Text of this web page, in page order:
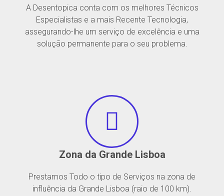
A Desentopica conta com os melhores Técnicos
Especialistas e a mais Recente Tecnologia,
assegurando-lhe um serviço de excelência e uma
solução permanente para o seu problema.
Zona da Grande Lisboa
Prestamos Todo o tipo de Serviços na zona de
influência da Grande Lisboa (raio de 100 km).